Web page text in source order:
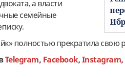
а власти
семейные
полностью прекратила свою
Telegram, Facebook,Instagram,